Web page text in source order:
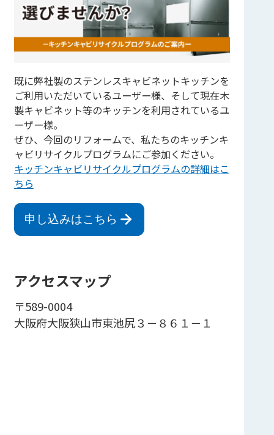
既に弊社製のステンレスキャビネットキッチンを
ご利用いただいているユーザー様、そして現在木
製キャビネット等のキッチンを利用されているユ
ーザー様。
ぜひ、今回のリフォームで、私たちのキッチンキ
ャビリサイクルプログラムにご参加ください。
キッチンキャビリサイクルプログラムの詳細はこ
ちら
申し込みはこちら
アクセスマップ
〒589-0004
大阪府大阪狭山市東池尻３－８６１－１